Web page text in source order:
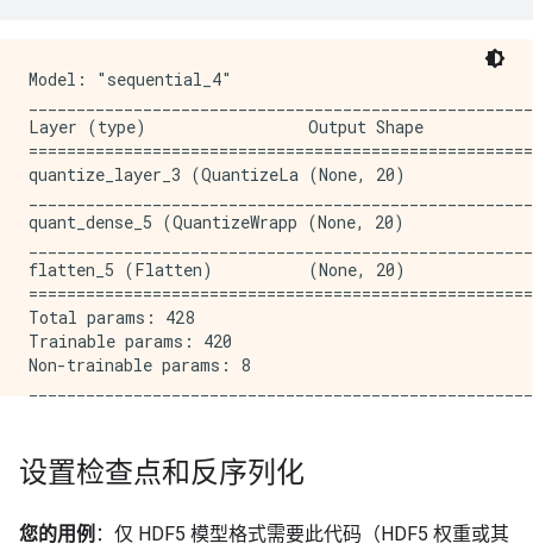
Model: "sequential_4"
Layer (type)                 Output Shape
quantize_layer_3 (QuantizeLa (None, 20)
quant_dense_5 (QuantizeWrapp (None, 20)
flatten_5 (Flatten)          (None, 20)
Total params: 428
Trainable params: 420
Non-trainable params: 8
设置检查点和反序列化
您的用例 ：仅 HDF5 模型格式需要此代码（HDF5 权重或其